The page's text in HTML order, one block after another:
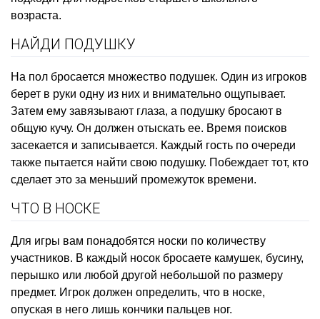
возраста.
НАЙДИ ПОДУШКУ
На пол бросается множество подушек. Один из игроков
берет в руки одну из них и внимательно ощупывает.
Затем ему завязывают глаза, а подушку бросают в
общую кучу. Он должен отыскать ее. Время поисков
засекается и записывается. Каждый гость по очереди
также пытается найти свою подушку. Побеждает тот, кто
сделает это за меньший промежуток времени.
ЧТО В НОСКЕ
Для игры вам понадобятся носки по количеству
участников. В каждый носок бросаете камушек, бусину,
перышко или любой другой небольшой по размеру
предмет. Игрок должен определить, что в носке,
опуская в него лишь кончики пальцев ног.